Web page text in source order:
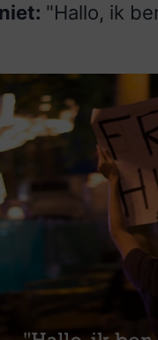
"Hallo, ik